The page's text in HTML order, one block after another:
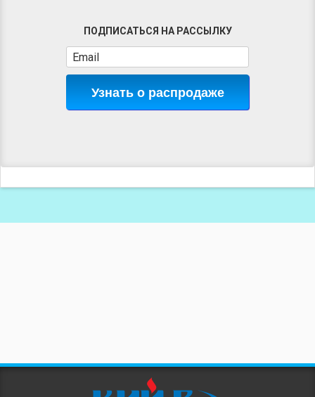
ПОДПИСАТЬСЯ НА РАССЫЛКУ
Узнать о распродаже